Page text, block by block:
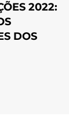
2022:
DOS